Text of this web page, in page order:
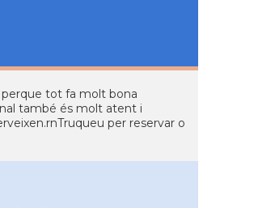
perque tot fa molt bona
també és molt atent i
per reservar o